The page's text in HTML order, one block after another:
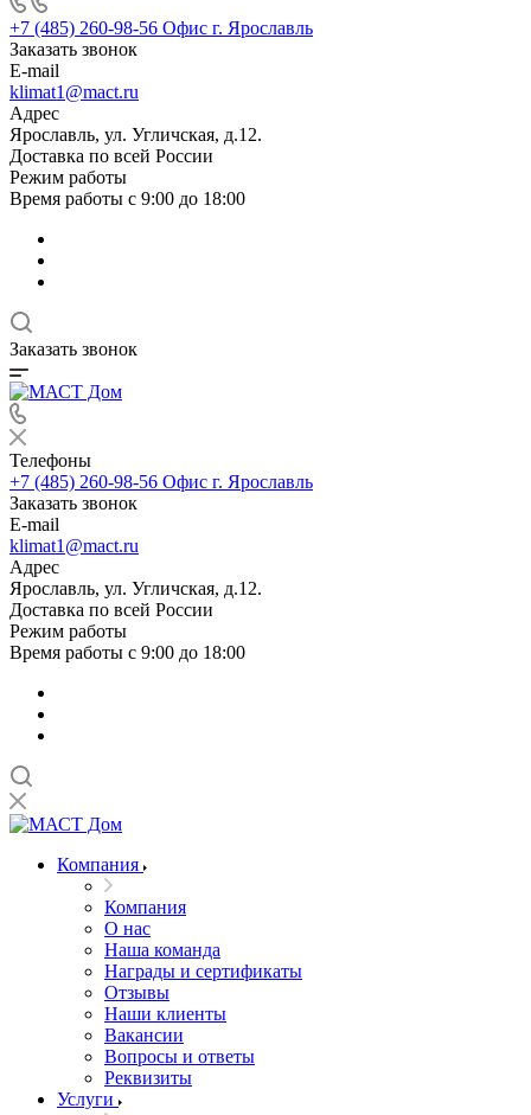
+7 (485) 260-98-56 Офис г. Ярославль
Заказать звонок
E-mail
klimat1@mact.ru
Адрес
Ярославль, ул. Угличская, д.12.
Доставка по всей России
Режим работы
Время работы с 9:00 до 18:00
Заказать звонок
Телефоны
+7 (485) 260-98-56 Офис г. Ярославль
Заказать звонок
E-mail
klimat1@mact.ru
Адрес
Ярославль, ул. Угличская, д.12.
Доставка по всей России
Режим работы
Время работы с 9:00 до 18:00
Компания
Компания
О нас
Наша команда
Награды и сертификаты
Отзывы
Наши клиенты
Вакансии
Вопросы и ответы
Реквизиты
Услуги